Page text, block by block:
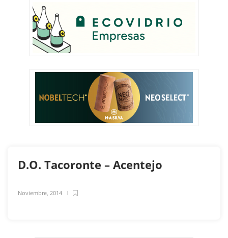
D.O. Tacoronte – Acentejo
Noviembre, 2014